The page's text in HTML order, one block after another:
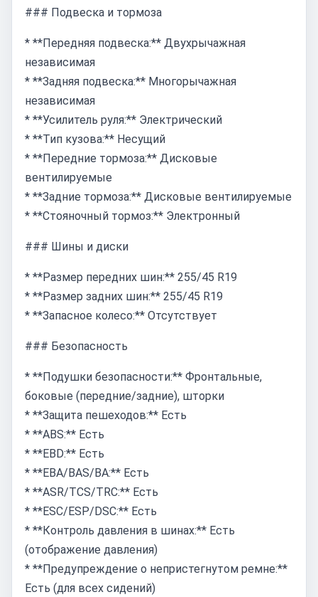
### Подвеска и тормоза
* **Передняя подвеска:** Двухрычажная
независимая
* **Задняя подвеска:** Многорычажная
независимая
* **Усилитель руля:** Электрический
* **Тип кузова:** Несущий
* **Передние тормоза:** Дисковые
вентилируемые
* **Задние тормоза:** Дисковые вентилируемые
* **Стояночный тормоз:** Электронный
### Шины и диски
* **Размер передних шин:** 255/45 R19
* **Размер задних шин:** 255/45 R19
* **Запасное колесо:** Отсутствует
### Безопасность
* **Подушки безопасности:** Фронтальные,
боковые (передние/задние), шторки
* **Защита пешеходов:** Есть
* **ABS:** Есть
* **EBD:** Есть
* **EBA/BAS/BA:** Есть
* **ASR/TCS/TRC:** Есть
* **ESC/ESP/DSC:** Есть
* **Контроль давления в шинах:** Есть
(отображение давления)
* **Предупреждение о непристегнутом ремне:**
Есть (для всех сидений)